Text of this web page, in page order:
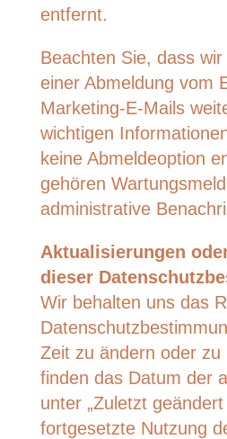
entfernt.
Beachten Sie, dass
einer Abmeldung vom
Marketing-E-Mails
wichtigen
keine Abmeldeoption
gehören
administrative
Aktualisierungen
dieser
Wir behalten uns das
Zeit zu ändern oder zu
finden das Datum der
unter „Zuletzt
fortgesetzte Nutzung